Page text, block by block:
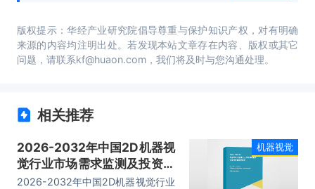
版权提示：华经产业研究院倡导尊重与保护知识产权，对有明确
来源的内容均注明出处。若发现本站文章存在内容、版权或其它
问题，请联系kf@huaon.com，我们将及时与您沟通处理。
相关推荐
2026-2032年中国2D机器视
觉行业市场需求监测及投资方
向研究报告
2026-2032年中国2D机器视觉行业
机器视觉